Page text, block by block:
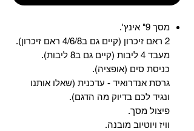
מסך 9" אינץ'.
2 ראם זיכרון (קיים גם ב4/6/8 ראם זיכרון).
מעבד 4 ליבות (קיים גם ב8 ליבות).
כניסת סים (אופציה).
גרסת אנדרואיד - עדכנית (שאלו אותנו
ונגיד לכם בדיוק מה הדגם).
פיצול מסך.
וויז ויוטיוב מובנה.